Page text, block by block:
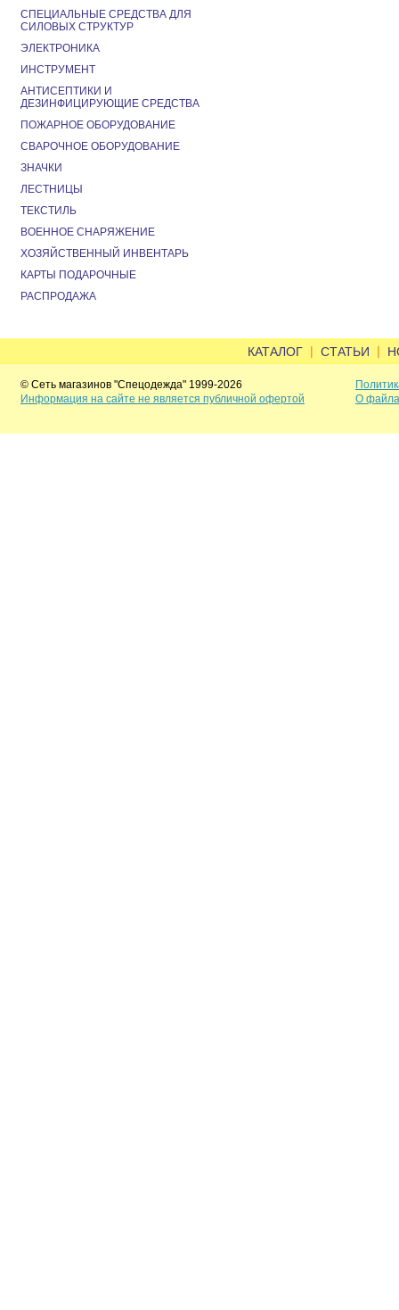
СПЕЦИАЛЬНЫЕ СРЕДСТВА ДЛЯ
СИЛОВЫХ СТРУКТУР
ЭЛЕКТРОНИКА
ИНСТРУМЕНТ
АНТИСЕПТИКИ И
ДЕЗИНФИЦИРУЮЩИЕ СРЕДСТВА
ПОЖАРНОЕ ОБОРУДОВАНИЕ
СВАРОЧНОЕ ОБОРУДОВАНИЕ
ЗНАЧКИ
ЛЕСТНИЦЫ
ТЕКСТИЛЬ
ВОЕННОЕ СНАРЯЖЕНИЕ
ХОЗЯЙСТВЕННЫЙ ИНВЕНТАРЬ
КАРТЫ ПОДАРОЧНЫЕ
РАСПРОДАЖА
КАТАЛОГ | СТАТЬИ |
© Сеть магазинов "Спецодежда" 1999-2026
Информация на сайте не является публичной офертой
О